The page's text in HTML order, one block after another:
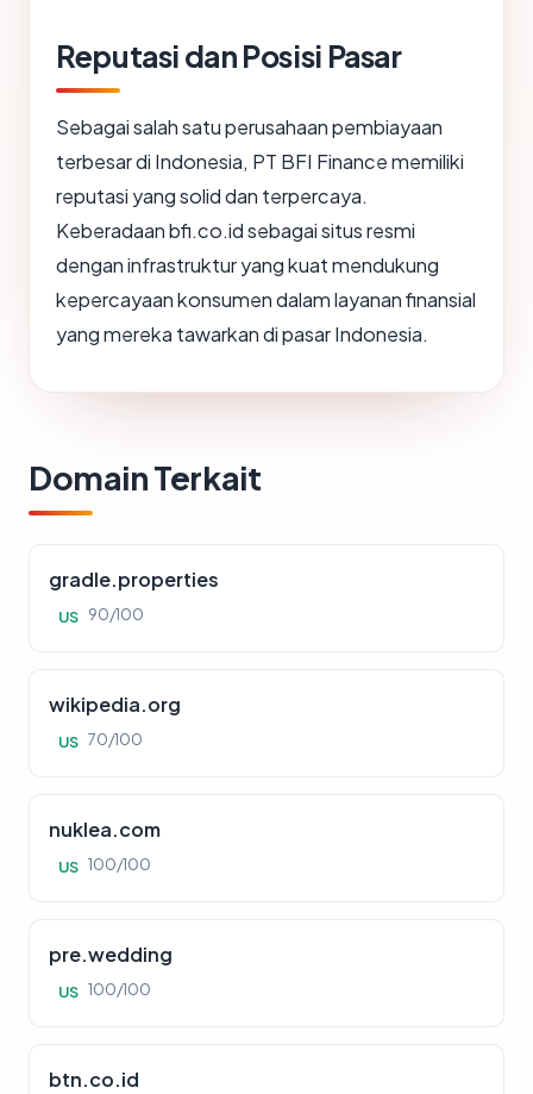
Reputasi dan Posisi Pasar
Sebagai salah satu perusahaan pembiayaan
terbesar di Indonesia, PT BFI Finance memiliki
reputasi yang solid dan terpercaya.
Keberadaan bfi.co.id sebagai situs resmi
dengan infrastruktur yang kuat mendukung
kepercayaan konsumen dalam layanan finansial
yang mereka tawarkan di pasar Indonesia.
Domain Terkait
gradle.properties
US 90/100
wikipedia.org
US 70/100
nuklea.com
US 100/100
pre.wedding
US 100/100
btn.co.id